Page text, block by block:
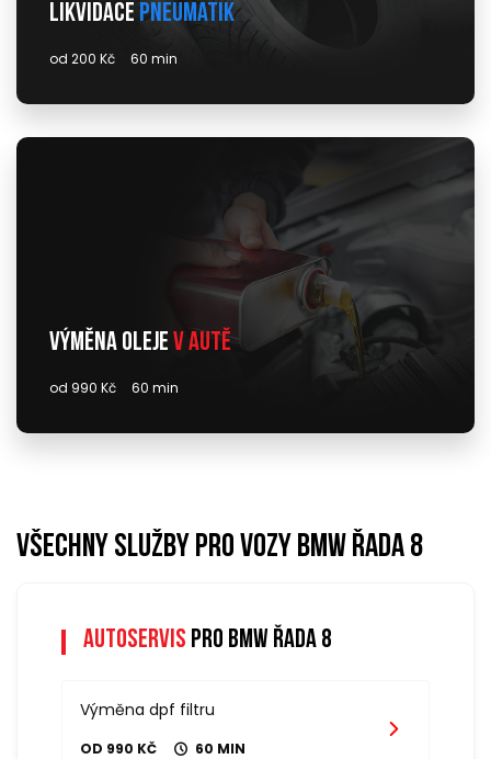
Likvidace pneumatik
od 200 Kč 60 min
Výměna oleje v autě
od 990 Kč 60 min
Všechny služby pro vozy bmw řada 8
Autoservis pro bmw řada 8
Výměna dpf filtru
OD 990 KČ 60 MIN